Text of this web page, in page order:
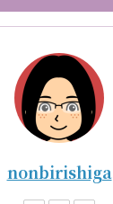
nonbirishiga